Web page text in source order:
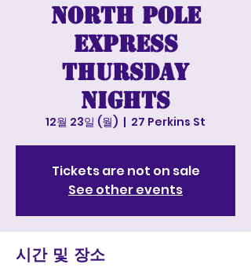
North Pole
Express
Thursday
nights
12월 23일 (월)
  |
27 Perkins St
Tickets are not on sale
See other events
시간 및 장소